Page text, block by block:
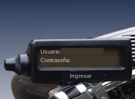
Usuario:
Contraseña: